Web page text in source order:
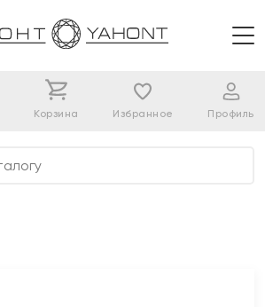
Корзина Избранное Профиль